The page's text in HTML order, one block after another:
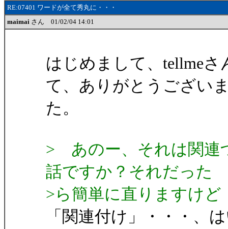
RE:07401 ワードが全て秀丸に・・・
maimai さん 01/02/04 14:01
はじめまして、tellme
て、ありがとうござい
た。
> あのー、それは関連
話ですか？それだった
>ら簡単に直りますけど
「関連付け」・・・、